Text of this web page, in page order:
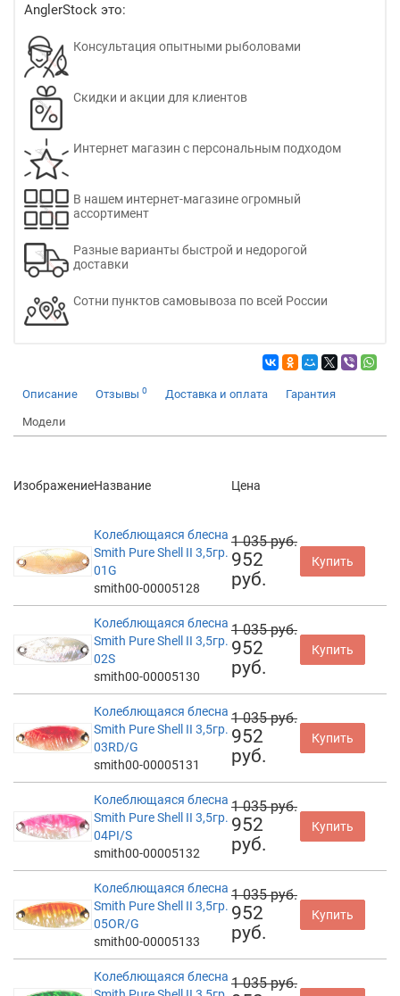
AnglerStock это:
Консультация опытными рыболовами
Скидки и акции для клиентов
Интернет магазин с персональным подходом
В нашем интернет-магазине огромный
ассортимент
Разные варианты быстрой и недорогой
доставки
Сотни пунктов самовывоза по всей России
Описание Отзывы 0 Доставка и оплата Гарантия
Модели
ИзображениеНазвание Цена
Колеблющаяся блесна
Smith Pure Shell II 3,5гр.
01G
smith00-00005128
1 035 руб.
952
руб.
Купить
Колеблющаяся блесна
Smith Pure Shell II 3,5гр.
02S
smith00-00005130
1 035 руб.
952
руб.
Купить
Колеблющаяся блесна
Smith Pure Shell II 3,5гр.
03RD/G
smith00-00005131
1 035 руб.
952
руб.
Купить
Колеблющаяся блесна
Smith Pure Shell II 3,5гр.
04PI/S
smith00-00005132
1 035 руб.
952
руб.
Купить
Колеблющаяся блесна
Smith Pure Shell II 3,5гр.
05OR/G
smith00-00005133
1 035 руб.
952
руб.
Купить
Колеблющаяся блесна 1 035 руб.